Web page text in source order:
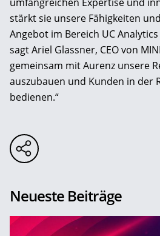
stärkt sie unsere Fähigkeiten
Angebot im Bereich UC Analytics
sagt Ariel Glassner, CEO von
gemeinsam mit Aurenz unsere
auszubauen und Kunden in der
bedienen.“
Neueste Beiträge